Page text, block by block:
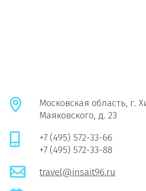
Московская область, г.
Маяковского, д. 23
+7 (495) 572-33-66
+7 (495) 572-33-88
travel@insait96.ru